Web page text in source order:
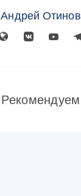
Андрей Отинов
Рекомендуем